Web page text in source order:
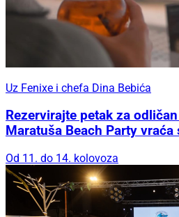
Uz Fenixe i chefa Dina Bebića
Rezervirajte petak za
Maratuša Beach Party
Od 11. do 14. kolovoza